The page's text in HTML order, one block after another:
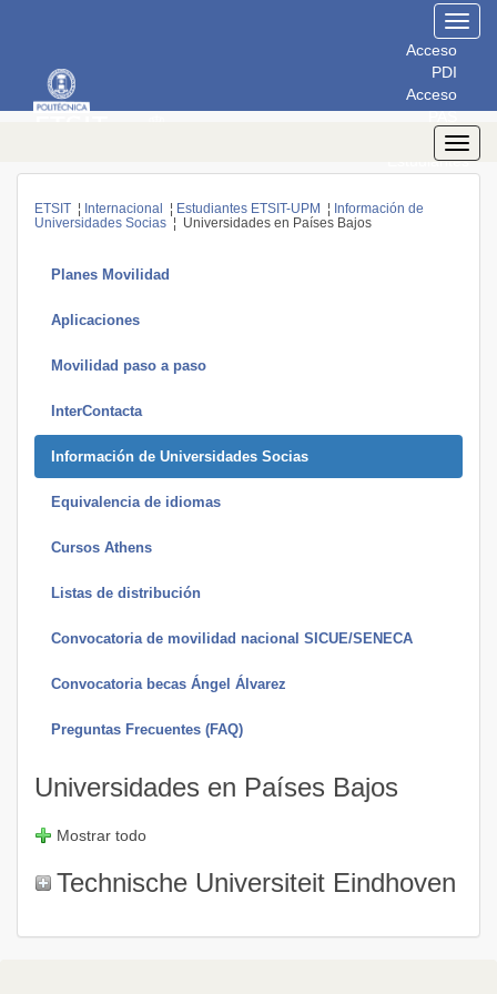
Acceso
PDI
Acceso
PAS
Acceso
Estudiantes
ETSIT ¦ Internacional ¦ Estudiantes ETSIT-UPM ¦ Información de
Universidades Socias ¦ Universidades en Países Bajos
Planes Movilidad
Aplicaciones
Movilidad paso a paso
InterContacta
Información de Universidades Socias
Equivalencia de idiomas
Cursos Athens
Listas de distribución
Convocatoria de movilidad nacional SICUE/SENECA
Convocatoria becas Ángel Álvarez
Preguntas Frecuentes (FAQ)
Universidades en Países Bajos
Mostrar todo
Technische Universiteit Eindhoven